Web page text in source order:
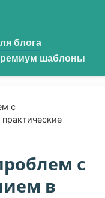
блога
шаблоны
с
с
в